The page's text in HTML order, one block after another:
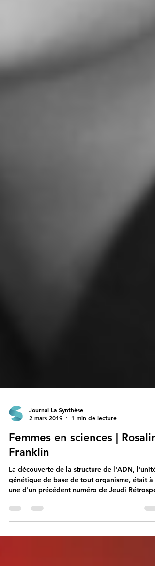
2 mars 2019
1 min de lecture
Femmes en sciences | Rosalin
Franklin
La découverte de la structure de l'ADN, l'unité
une d'un précédent numéro de Jeudi